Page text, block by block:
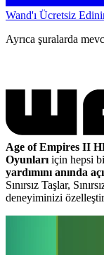
Wand'ı Ücretsiz
Ayrıca şuralarda
Age of Empires II
Oyunları için hepsi
yardımını anında
Sınırsız Taşlar,
deneyiminizi